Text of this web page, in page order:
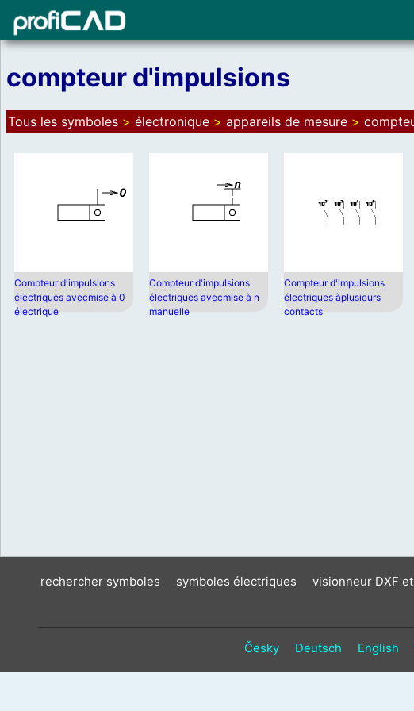
compteur d'impulsions
Tous les symboles > électronique > appareils de mesure >
Compteur d'impulsions
électriques avecmise à 0
électrique
Compteur d'impulsions
électriques avecmise à n
manuelle
Compteur d'impulsions
électriques àplusieurs
contacts
rechercher symboles symboles électriques visionneur DXF et
Česky Deutsch English